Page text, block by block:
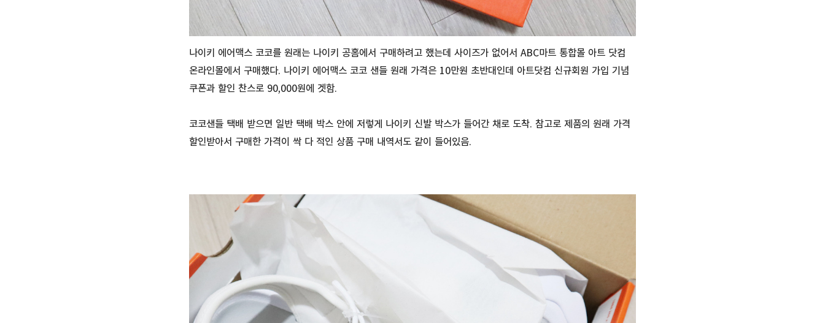
나이키 에어맥스 코코를 원래는 나이키 공홈에서 구매하려고 했는데 사이즈가 없어서 ABC마트 통합몰 아트 닷컴
온라인몰에서 구매했다. 나이키 에어맥스 코코 샌들 원래 가격은 10만원 초반대인데 아트닷컴 신규회원 가입 기념
쿠폰과 할인 찬스로 90,000원에 겟함.
코코샌들 택배 받으면 일반 택배 박스 안에 저렇게 나이키 신발 박스가 들어간 채로 도착. 참고로 제품의 원래 가격
할인받아서 구매한 가격이 싹 다 적인 상품 구매 내역서도 같이 들어있음.